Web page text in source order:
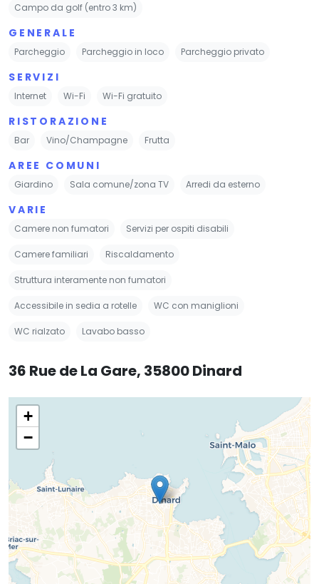
Campo da golf (entro 3 km)
GENERALE
Parcheggio Parcheggio in loco Parcheggio privato
SERVIZI
Internet Wi-Fi Wi-Fi gratuito
RISTORAZIONE
Bar Vino/Champagne Frutta
AREE COMUNI
Giardino Sala comune/zona TV Arredi da esterno
VARIE
Camere non fumatori Servizi per ospiti disabili
Camere familiari Riscaldamento
Struttura interamente non fumatori
Accessibile in sedia a rotelle WC con maniglioni
WC rialzato Lavabo basso
36 Rue de La Gare, 35800 Dinard
+
−